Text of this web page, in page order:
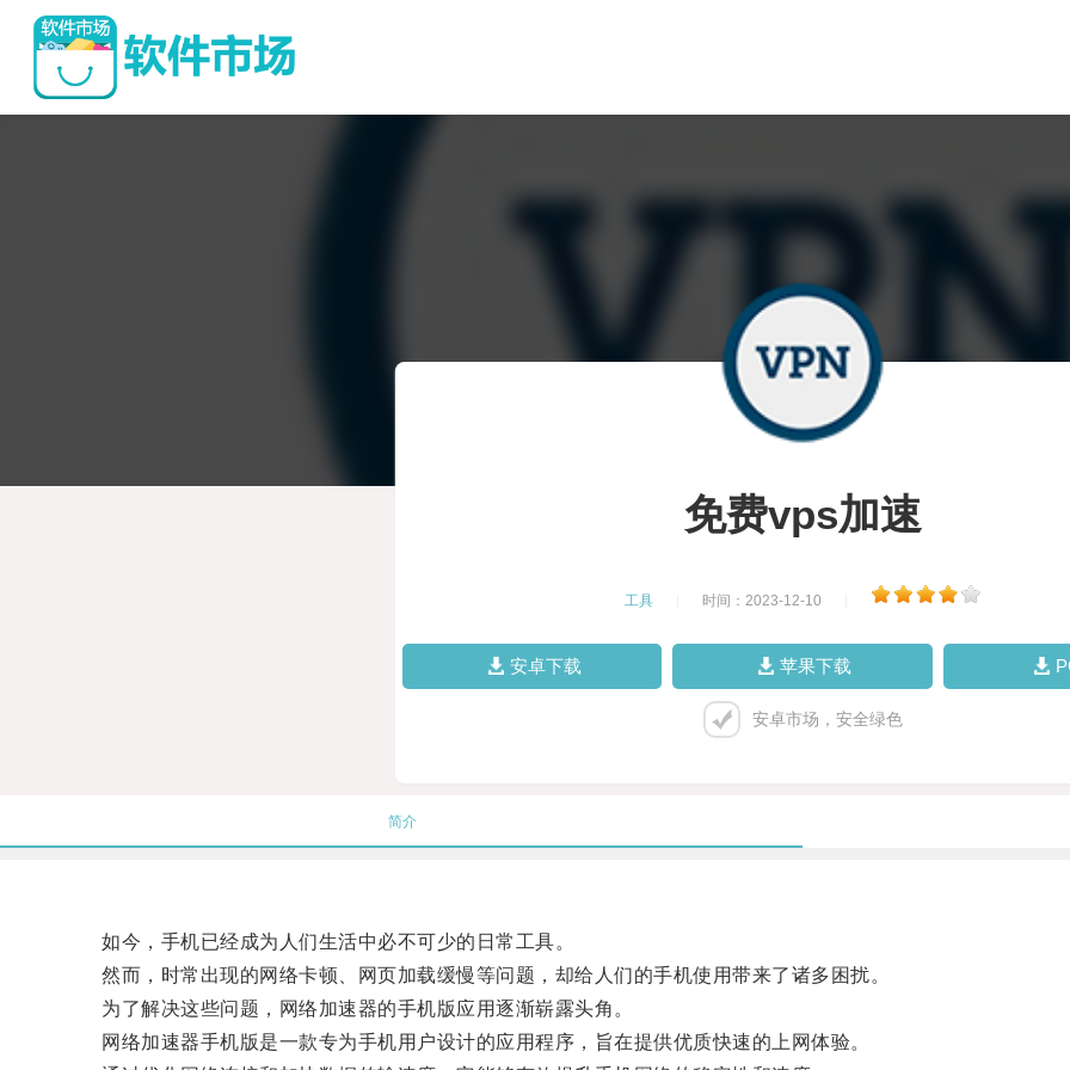
免费vps加速
工具 时间：2023-12-10
安卓下载 苹果下载
安卓市场，安全绿色
简介
如今，手机已经成为人们生活中必不可少的日常工具。
然而，时常出现的网络卡顿、网页加载缓慢等问题，却给人们的手机使用带来了诸多困扰。
为了解决这些问题，网络加速器的手机版应用逐渐崭露头角。
网络加速器手机版是一款专为手机用户设计的应用程序，旨在提供优质快速的上网体验。